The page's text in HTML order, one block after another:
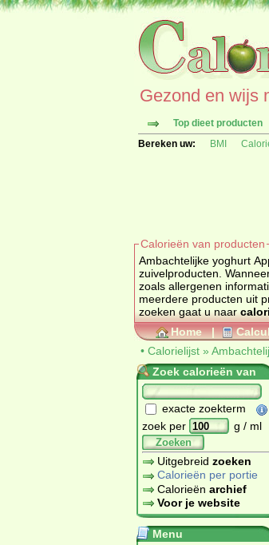
Gezond en wijs
Top dieet producten
Bereken uw:
BMI
Calorieën van producten
Ambachtelijke yoghurt
zuivelproducten . Wanneer extra
zoals allergenen informatie en ingrediënten
meerdere
zoeken gaat u naar
Home |
• Calorielijst »
Zoek calorieën van
exacte zoekterm
zoek per
g / ml
Zoeken
Uitgebreid zoeken
Calorieën per portie
Calorieën archief
Voor je website
Menu